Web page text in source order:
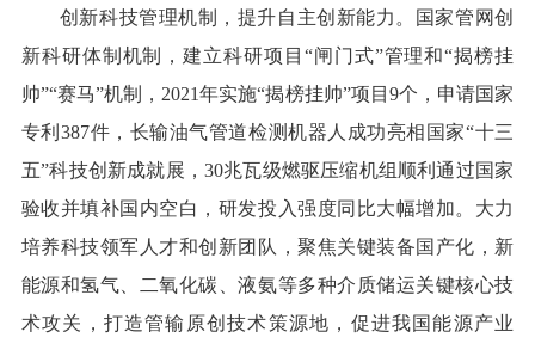
创新科技管理机制，提升自主创新能力。国家管网创
新科研体制机制，建立科研项目“闸门式”管理和“揭榜挂
帅”“赛马”机制，2021年实施“揭榜挂帅”项目9个，申请国家
专利387件，长输油气管道检测机器人成功亮相国家“十三
五”科技创新成就展，30兆瓦级燃驱压缩机组顺利通过国家
验收并填补国内空白，研发投入强度同比大幅增加。大力
培养科技领军人才和创新团队，聚焦关键装备国产化，新
能源和氢气、二氧化碳、液氨等多种介质储运关键核心技
术攻关，打造管输原创技术策源地，促进我国能源产业